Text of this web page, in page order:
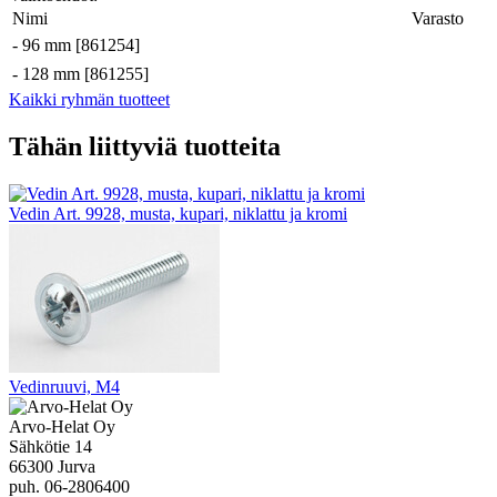
Nimi
Varasto
- 96 mm [861254]
- 128 mm [861255]
Kaikki ryhmän tuotteet
Tähän liittyviä tuotteita
Vedin Art. 9928, musta, kupari, niklattu ja kromi
Vedinruuvi, M4
Arvo-Helat Oy
Sähkötie 14
66300 Jurva
puh. 06-2806400